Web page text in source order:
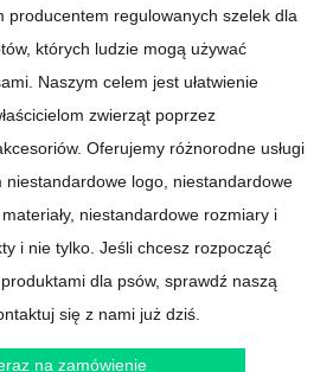
producentem regulowanych szelek dla
których ludzie mogą używać
Naszym celem jest ułatwienie
zwierząt poprzez
Oferujemy różnorodne usługi
niestandardowe logo, niestandardowe
niestandardowe rozmiary i
i nie tylko. Jeśli chcesz rozpocząć
dla psów, sprawdź naszą
się z nami już dziś.
na zamówienie